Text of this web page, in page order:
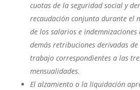
cuotas de la seguridad social y
recaudación conjunta durante el
de los salarios e
demás retribuciones derivadas
trabajo correspondientes a las
mensualidades.
El alzamiento o la liquidación